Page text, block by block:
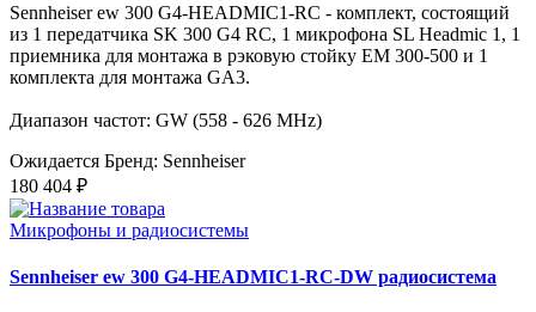
Sennheiser ew 300 G4-HEADMIC1-RC - комплект, состоящий
из 1 передатчика SK 300 G4 RC, 1 микрофона SL Headmic 1, 1
приемника для монтажа в рэковую стойку EM 300-500 и 1
комплекта для монтажа GA3.
Диапазон частот: GW (558 - 626 MHz)
Ожидается Бренд: Sennheiser
180 404 ₽
Микрофоны и радиосистемы
Sennheiser ew 300 G4-HEADMIC1-RC-DW радиосистема